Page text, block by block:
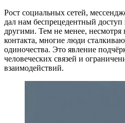
Рост социальных сетей,
дал нам беспрецедентный
другими. Тем не менее,
контакта, многие люди
одиночества. Это явление
человеческих связей и
взаимодействий.